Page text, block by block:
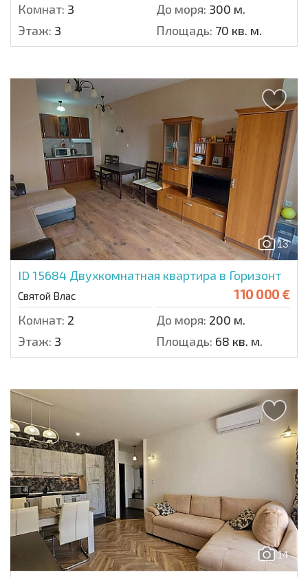
Комнат: 3 До моря: 300 м.
Этаж: 3 Площадь: 70 кв. м.
13
ID 15684 Двухкомнатная квартира в Горизонт
Святой Влас 110 000 €
Комнат: 2 До моря: 200 м.
Этаж: 3 Площадь: 68 кв. м.
14